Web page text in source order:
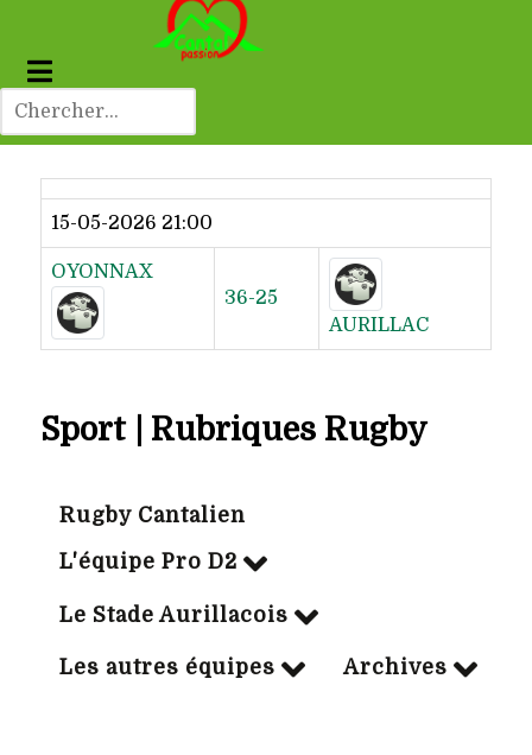
Dernier résultat
15-05-2026 21:00
OYONNAX
36-25
AURILLAC
Sport | Rubriques Rugby
Rugby Cantalien
L'équipe Pro D2
Le Stade Aurillacois
Les autres équipes Archives